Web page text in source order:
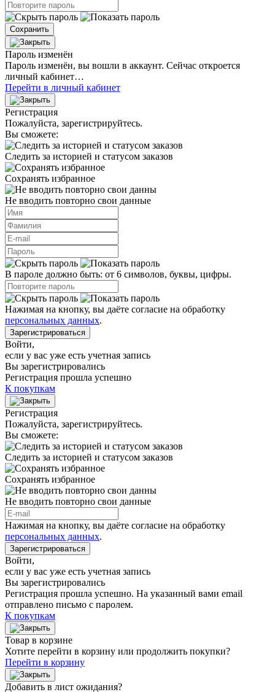
Сохранить
Пароль изменён
Пароль изменён, вы вошли в аккаунт. Сейчас откроется
личный кабинет…
Перейти в личный кабинет
Регистрация
Пожалуйста, зарегистрируйтесь.
Вы сможете:
Следить за историей и статусом заказов
Сохранять избранное
Не вводить повторно свои данные
В пароле должно быть: от 6 символов, буквы, цифры.
Нажимая на кнопку, вы даёте согласие на обработку
персональных данных.
Зарегистрироваться
Войти,
если у вас уже есть учетная запись
Вы зарегистрировались
Регистрация прошла успешно
К покупкам
Регистрация
Пожалуйста, зарегистрируйтесь.
Вы сможете:
Следить за историей и статусом заказов
Сохранять избранное
Не вводить повторно свои данные
Нажимая на кнопку, вы даёте согласие на обработку
персональных данных.
Зарегистрироваться
Войти,
если у вас уже есть учетная запись
Вы зарегистрировались
Регистрация прошла успешно. На указанный вами email
отправлено письмо с паролем.
К покупкам
Товар в корзине
Хотите перейти в корзину или продолжить покупки?
Перейти в корзину
Добавить в лист ожидания?